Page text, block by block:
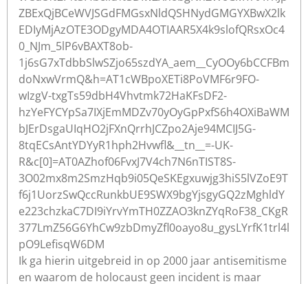
ZBExQjBCeWVJSGdFMGsxNldQSHNydGMGYXBwX2lk
EDIyMjAzOTE3ODgyMDA4OTIAAR5X4k9slofQRsxOc4
0_NJm_5lP6vBAXT8ob-
1j6sG7xTdbbSlwSZjo65szdYA_aem__CyOOy6bCCFBm
doNxwVrmQ&h=AT1cWBpoXETi8PoVMF6r9FO-
wIzgV-txgTs59dbH4Vhvtmk72HaKFsDF2-
hzYeFYCYpSa7IXjEmMDZv70yOyGpPxfS6h4OXiBaWM
bJErDsgaUIqHO2jFXnQrrhJCZpo2Aje94MCIJ5G-
8tqECsAntYDYyR1hph2Hvwfl&__tn__=-UK-
R&c[0]=AT0AZhof06FvxJ7V4ch7N6nTIST8S-
3O02mx8m2SmzHqb9i05QeSKEgxuwjg3hiS5lVZoE9T
f6j1UorzSwQccRunkbUE9SWX9bgYjsgyGQ2zMghldY
e223chzkaC7DI9iYrvYmTH0ZZAO3knZYqRoF38_CKgR
377LmZ56G6YhCw9zbDmyZfl0oayo8u_gysLYrfK1trl4l
pO9LefisqW6DM
Ik ga hierin uitgebreid in op 2000 jaar antisemitisme
en waarom de holocaust geen incident is maar